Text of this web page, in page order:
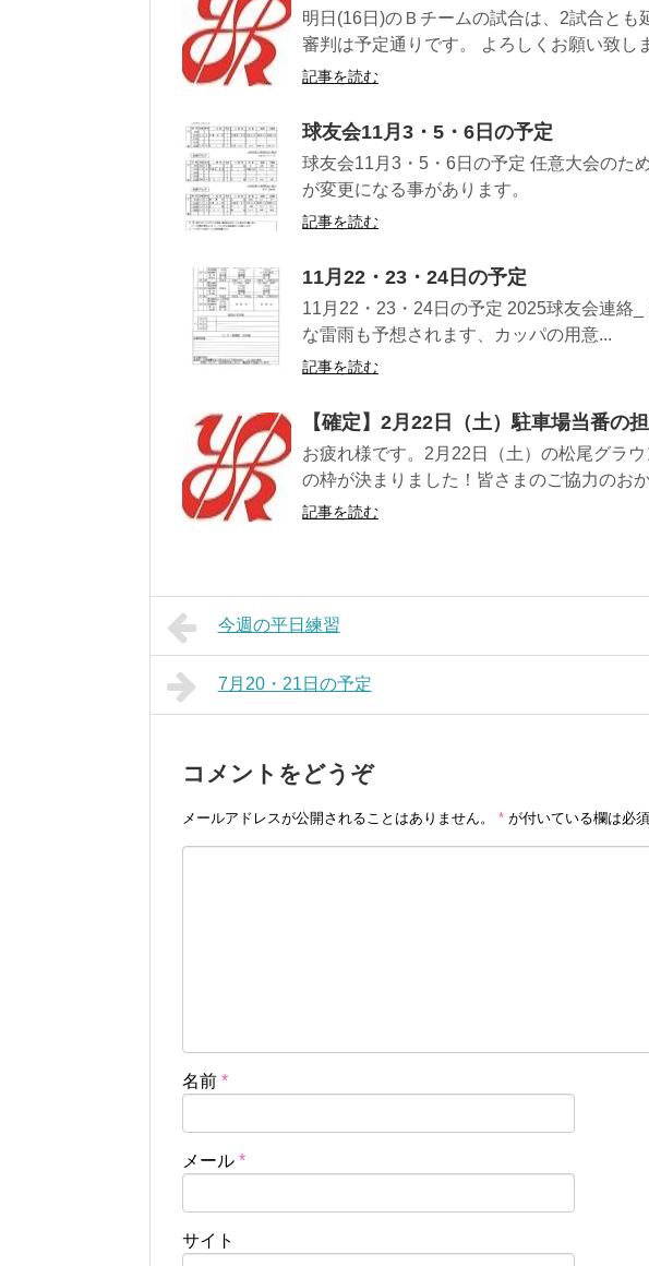
明日(16日)のＢチームの試合は、2試合とも
審判は予定通りです。 よろしくお願い致し
記事を読む
球友会11月3・5・6日の予定
球友会11月3・5・6日の予定 任意大会のた
が変更になる事があります。
記事を読む
11月22・23・24日の予定
11月22・23・24日の予定 2025球友会連絡
な雷雨も予想されます、カッパの用意...
記事を読む
【確定】2月22日（土）駐車場当番の
お疲れ様です。2月22日（土）の松尾グラ
の枠が決まりました！皆さまのご協力のお
記事を読む
今週の平日練習
7月20・21日の予定
コメントをどうぞ
メールアドレスが公開されることはありません。 * が付いている欄は必
名前 *
メール *
サイト